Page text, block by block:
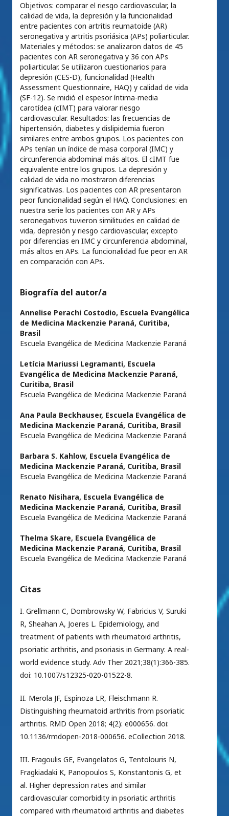
Objetivos: comparar el riesgo cardiovascular, la
calidad de vida, la depresión y la funcionalidad
entre pacientes con artritis reumatoide (AR)
seronegativa y artritis psoriásica (APs) poliarticular.
Materiales y métodos: se analizaron datos de 45
pacientes con AR seronegativa y 36 con APs
poliarticular. Se utilizaron cuestionarios para
depresión (CES-D), funcionalidad (Health
Assessment Questionnaire, HAQ) y calidad de vida
(SF-12). Se midió el espesor íntima-media
carotídea (cIMT) para valorar riesgo
cardiovascular. Resultados: las frecuencias de
hipertensión, diabetes y dislipidemia fueron
similares entre ambos grupos. Los pacientes con
APs tenían un índice de masa corporal (IMC) y
circunferencia abdominal más altos. El cIMT fue
equivalente entre los grupos. La depresión y
calidad de vida no mostraron diferencias
significativas. Los pacientes con AR presentaron
peor funcionalidad según el HAQ. Conclusiones: en
nuestra serie los pacientes con AR y APs
seronegativos tuvieron similitudes en calidad de
vida, depresión y riesgo cardiovascular, excepto
por diferencias en IMC y circunferencia abdominal,
más altos en APs. La funcionalidad fue peor en AR
en comparación con APs.
Biografía del autor/a
Annelise Perachi Costodio, Escuela Evangélica
de Medicina Mackenzie Paraná, Curitiba,
Brasil
Escuela Evangélica de Medicina Mackenzie Paraná
Letícia Mariussi Legramanti, Escuela
Evangélica de Medicina Mackenzie Paraná,
Curitiba, Brasil
Escuela Evangélica de Medicina Mackenzie Paraná
Ana Paula Beckhauser, Escuela Evangélica de
Medicina Mackenzie Paraná, Curitiba, Brasil
Escuela Evangélica de Medicina Mackenzie Paraná
Barbara S. Kahlow, Escuela Evangélica de
Medicina Mackenzie Paraná, Curitiba, Brasil
Escuela Evangélica de Medicina Mackenzie Paraná
Renato Nisihara, Escuela Evangélica de
Medicina Mackenzie Paraná, Curitiba, Brasil
Escuela Evangélica de Medicina Mackenzie Paraná
Thelma Skare, Escuela Evangélica de
Medicina Mackenzie Paraná, Curitiba, Brasil
Escuela Evangélica de Medicina Mackenzie Paraná
Citas
I. Grellmann C, Dombrowsky W, Fabricius V, Suruki
R, Sheahan A, Joeres L. Epidemiology, and
treatment of patients with rheumatoid arthritis,
psoriatic arthritis, and psoriasis in Germany: A real-
world evidence study. Adv Ther 2021;38(1):366-385.
doi: 10.1007/s12325-020-01522-8.
II. Merola JF, Espinoza LR, Fleischmann R.
Distinguishing rheumatoid arthritis from psoriatic
arthritis. RMD Open 2018; 4(2): e000656. doi:
10.1136/rmdopen-2018-000656. eCollection 2018.
III. Fragoulis GE, Evangelatos G, Tentolouris N,
Fragkiadaki K, Panopoulos S, Konstantonis G, et
al. Higher depression rates and similar
cardiovascular comorbidity in psoriatic arthritis
compared with rheumatoid arthritis and diabetes